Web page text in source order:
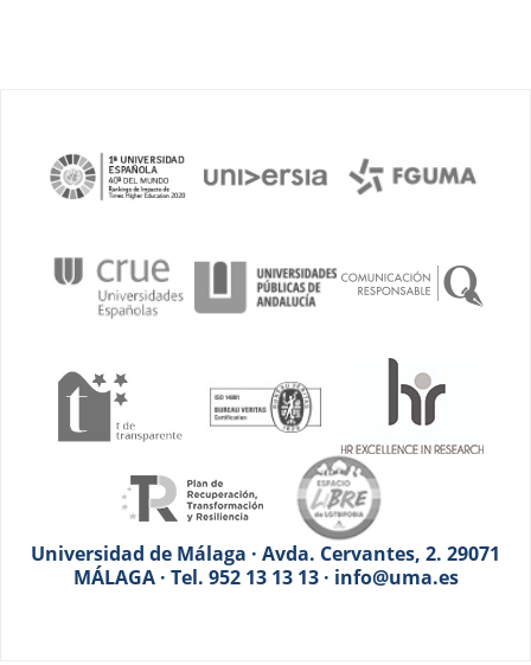
Universidad de Málaga · Avda. Cervantes, 2. 29071
MÁLAGA · Tel. 952 13 13 13 · info@uma.es